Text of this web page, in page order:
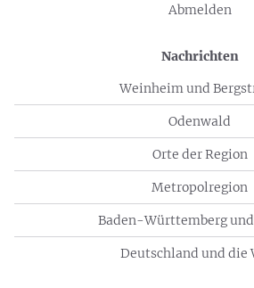
Abmelden
Nachrichten
Weinheim und
Odenwald
Orte der Region
Metropolregion
Baden-Württemberg
Deutschland und die